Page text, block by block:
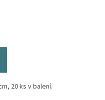
20 ks v balení.